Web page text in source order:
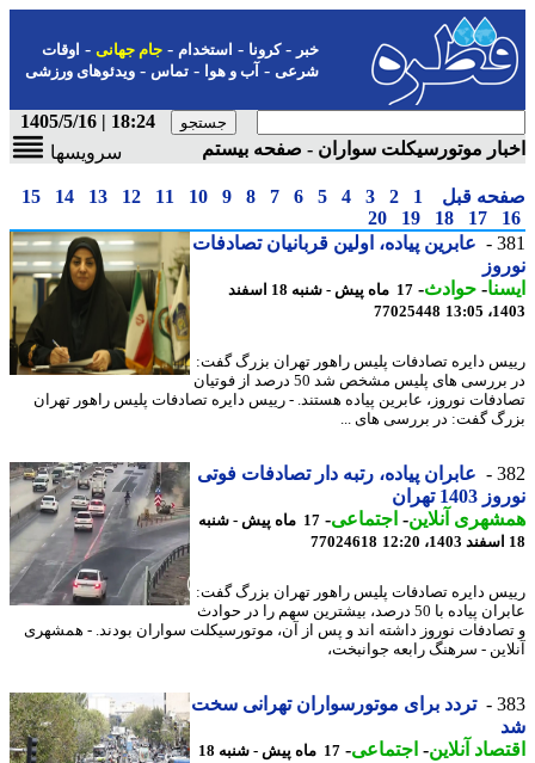
-کرونا-استخدام- جام جهانی-اوقات
شرعی-آب و هوا-تماس-ویدئوهای ورزشی
18:24 | 1405/5/16
موتورسیکلت سواران - صفحه بیستم
سرویسها
قبل 1
2
3
4
5
6
7
8
9
10
11
12
13
14
15
17
18
19
20
عابرین پیاده، اولین قربانیان تصادفات
-حوادث -
17 ماه پیش - شنبه 18 اسفند
77025448
دایره تصادفات پلیس راهور تهران بزرگ گفت:
در بررسی های پلیس مشخص شد 50 درصد از فوتیان
نوروز، عابرین پیاده هستند. - رییس دایره تصادفات پلیس راهور تهران
گفت: در بررسی های ...
عابران پیاده، رتبه دار تصادفات فوتی
تهران
آنلاین-اجتماعی-
17 ماه پیش - شنبه
77024618
دایره تصادفات پلیس راهور تهران بزرگ گفت:
عابران پیاده با 50 درصد، بیشترین سهم را در حوادث
نوروز داشته اند و پس از آن، موتورسیکلت سواران بودند. - همشهری
- سرهنگ رابعه جوانبخت،
تردد برای موتورسواران تهرانی سخت
آنلاین-اجتماعی-
17 ماه پیش - شنبه 18